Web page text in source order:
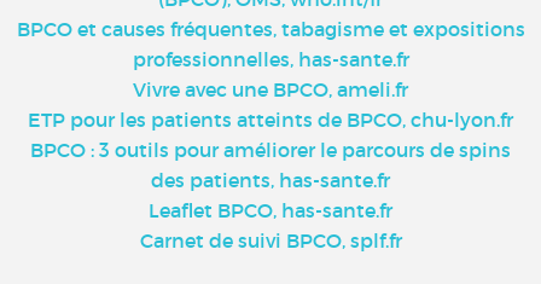
BPCO et causes fréquentes, tabagisme et expositions
professionnelles, has-sante.fr
Vivre avec une BPCO, ameli.fr
ETP pour les patients atteints de BPCO, chu-lyon.fr
BPCO : 3 outils pour améliorer le parcours de spins
des patients, has-sante.fr
Leaflet BPCO, has-sante.fr
Carnet de suivi BPCO, splf.fr